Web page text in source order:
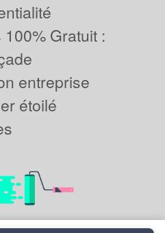
Gratuit :
entreprise
étoilé